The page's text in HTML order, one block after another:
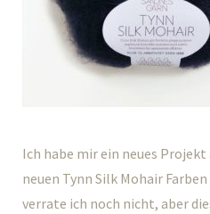
Ich habe mir ein neues
neuen Tynn Silk Mohair
verrate ich noch nicht, aber